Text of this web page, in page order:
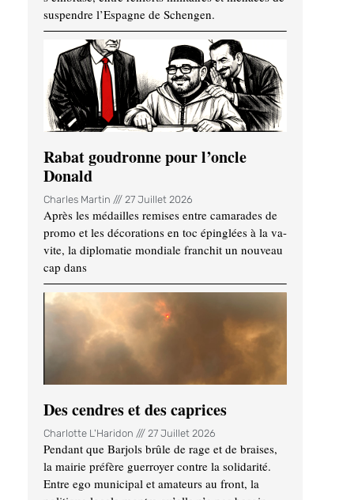
suspendre l’Espagne de Schengen.
Rabat goudronne pour l’oncle
Donald
Charles Martin 27 Juillet 2026
Après les médailles remises entre camarades de
promo et les décorations en toc épinglées à la va-
vite, la diplomatie mondiale franchit un nouveau
cap dans
Des cendres et des caprices
Charlotte L'Haridon 27 Juillet 2026
Pendant que Barjols brûle de rage et de braises,
la mairie préfère guerroyer contre la solidarité.
Entre ego municipal et amateurs au front, la